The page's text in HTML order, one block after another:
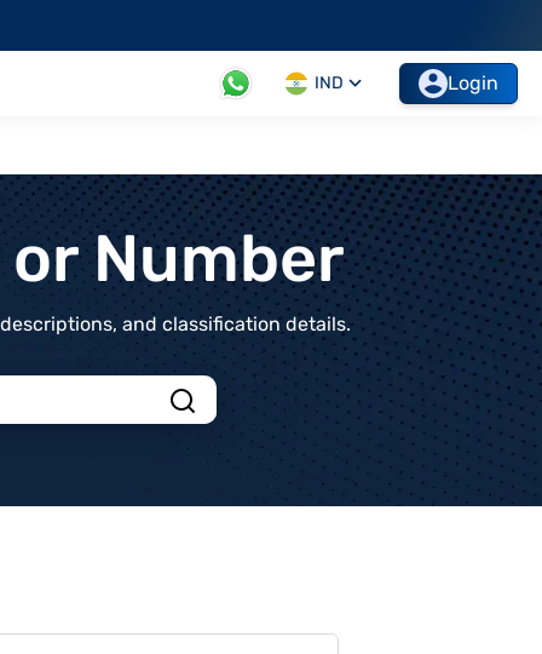
IND Login
Number
and classification details.